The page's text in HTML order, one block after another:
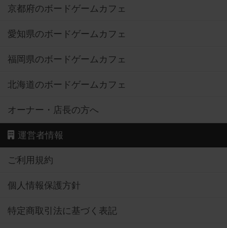
京都府のボードゲームカフェ
愛知県のボードゲームカフェ
福岡県のボードゲームカフェ
北海道のボードゲームカフェ
オーナー・店長の方へ
運営者情報
ご利用規約
個人情報保護方針
特定商取引法に基づく表記